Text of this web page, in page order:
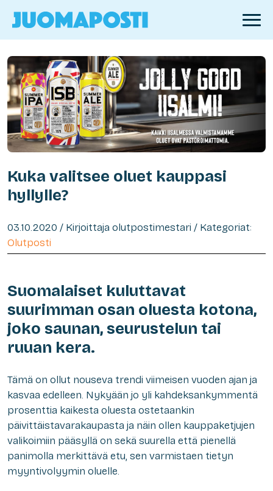
Kuka valitsee oluet kauppasi
hyllylle?
03.10.2020 / Kirjoittaja olutpostimestari / Kategoriat:
Olutposti
Suomalaiset kuluttavat
suurimman osan oluesta kotona,
joko saunan, seurustelun tai
ruuan kera.
Tämä on ollut nouseva trendi viimeisen vuoden ajan ja
kasvaa edelleen. Nykyään jo yli kahdeksankymmentä
prosenttia kaikesta oluesta ostetaankin
päivittäistavarakaupasta ja näin ollen kauppaketjujen
valikoimiin pääsyllä on sekä suurella että pienellä
panimolla merkittävä etu, sen varmistaen tietyn
myyntivolyymin oluelle.